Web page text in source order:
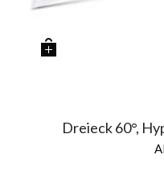
Dreieck 60°,